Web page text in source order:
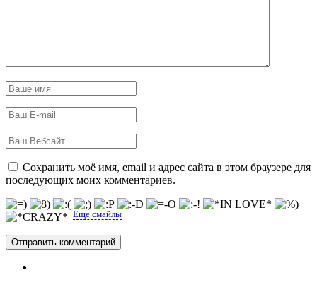
Сохранить моё имя, email и адрес сайта в этом браузере для
последующих моих комментариев.
Еще смайлы